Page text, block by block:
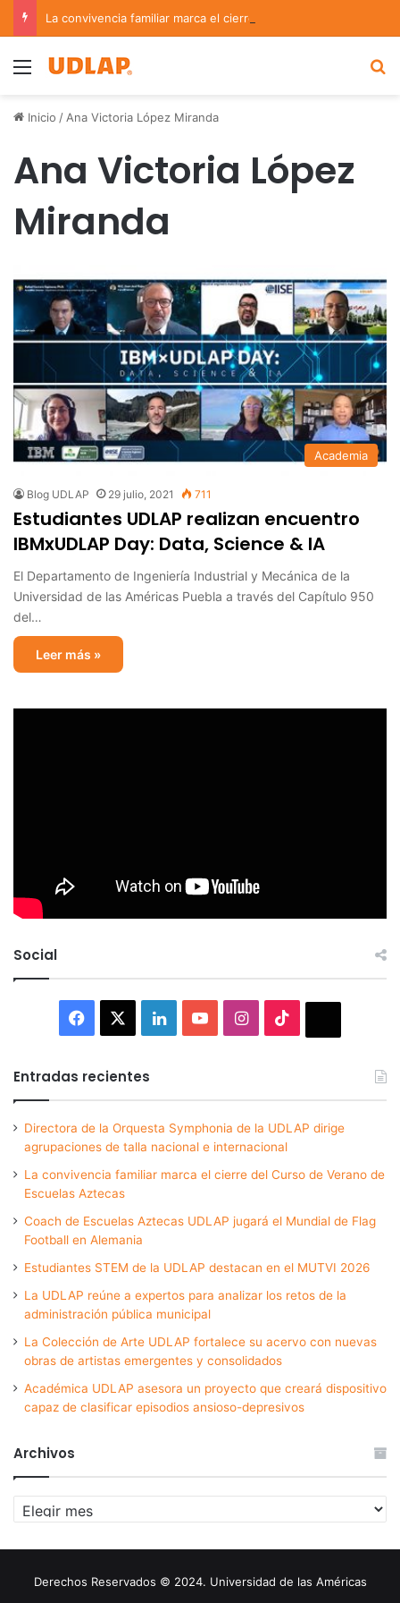
Menu
Inicio / Ana Victoria López Miranda
Ana Victoria López
Miranda
Academia
Blog UDLAP 29 julio, 2021 711
Estudiantes UDLAP realizan encuentro
IBMxUDLAP Day: Data, Science & IA
El Departamento de Ingeniería Industrial y Mecánica de la
Universidad de las Américas Puebla a través del Capítulo 950
del…
Leer más »
Social
Facebook LinkedInYouTubeInstagram
Entradas recientes
Directora de la Orquesta Symphonia de la UDLAP dirige
agrupaciones de talla nacional e internacional
La convivencia familiar marca el cierre del Curso de Verano de
Escuelas Aztecas
Coach de Escuelas Aztecas UDLAP jugará el Mundial de Flag
Football en Alemania
Estudiantes STEM de la UDLAP destacan en el MUTVI 2026
La UDLAP reúne a expertos para analizar los retos de la
administración pública municipal
La Colección de Arte UDLAP fortalece su acervo con nuevas
obras de artistas emergentes y consolidados
Académica UDLAP asesora un proyecto que creará dispositivo
capaz de clasificar episodios ansioso-depresivos
Archivos
Archivos
Derechos Reservados © 2024. Universidad de las Américas